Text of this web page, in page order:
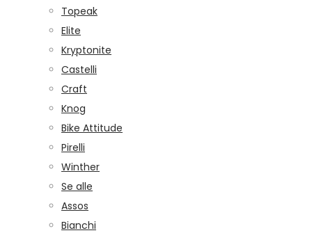
Topeak
Elite
Kryptonite
Castelli
Craft
Knog
Bike Attitude
Pirelli
Winther
Se alle
Assos
Bianchi